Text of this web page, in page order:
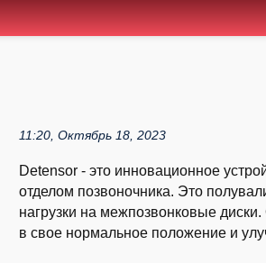
11:20, Октябрь 18, 2023
Detensor - это инновационное
отделом позвоночника. Это
нагрузки на межпозвонковые
в свое нормальное положение и